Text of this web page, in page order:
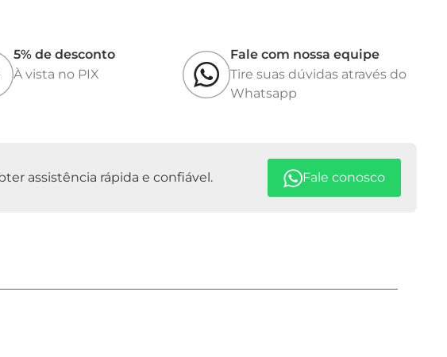
5% de desconto
À vista no PIX
Fale com nossa equipe
Tire suas dúvidas através do
Whatsapp
assistência rápida e confiável. Fale conosco